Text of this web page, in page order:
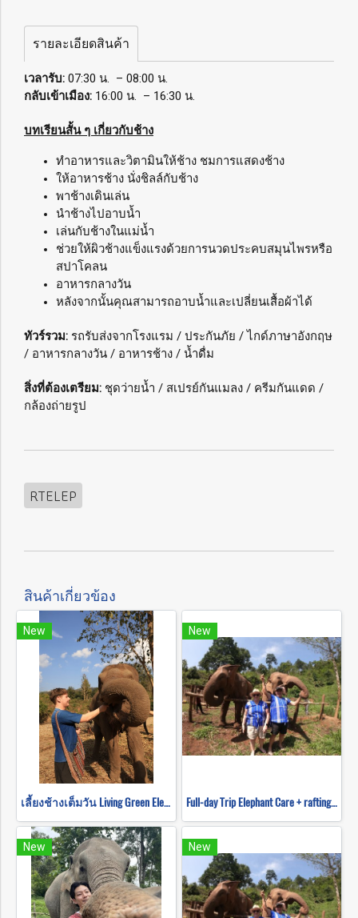
รายละเอียดสินค้า
เวลารับ: 07:30 น. – 08:00 น.
กลับเข้าเมือง: 16:00 น. – 16:30 น.
บทเรียนสั้น ๆ เกี่ยวกับช้าง
ทำอาหารและวิตามินให้ช้าง ชมการแสดงช้าง
ให้อาหารช้าง นั่งชิลล์กับช้าง
พาช้างเดินเล่น
นำช้างไปอาบน้ำ
เล่นกับช้างในแม่น้ำ
ช่วยให้ผิวช้างแข็งแรงด้วยการนวดประคบสมุนไพรหรือ
สปาโคลน
อาหารกลางวัน
หลังจากนั้นคุณสามารถอาบน้ำและเปลี่ยนเสื้อผ้าได้
ทัวร์รวม: รถรับส่งจากโรงแรม / ประกันภัย / ไกด์ภาษาอังกฤษ
/ อาหารกลางวัน / อาหารช้าง / น้ำดื่ม
สิ่งที่ต้องเตรียม: ชุดว่ายน้ำ / สเปรย์กันแมลง / ครีมกันแดด /
กล้องถ่ายรูป
RTELEP
สินค้าเกี่ยวข้อง
New
เลี้ยงช้างเต็มวัน Living Green Elephant Sanctuary
New
Full-day Trip Elephant Care + rafting and Mokfah waterfall Program C (No ridding)
New New